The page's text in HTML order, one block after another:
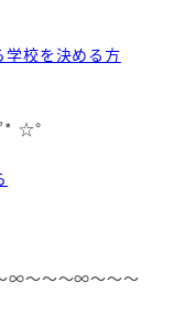
学校を決める方
☆°
∞～～～∞～～～